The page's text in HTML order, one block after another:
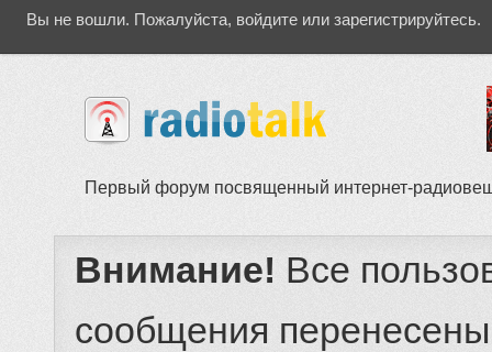
Вы не вошли. Пожалуйста, войдите или зарегистрируйтесь.
Первый форум посвященный интернет-
Внимание! Все
сообщения